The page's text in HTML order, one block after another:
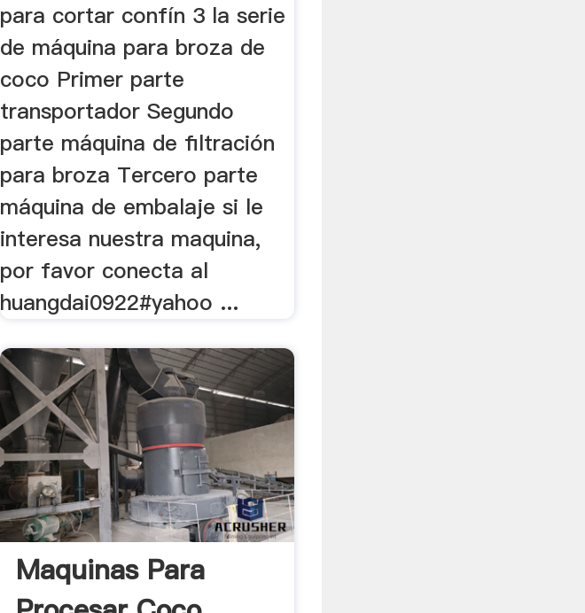
para cortar confín 3 la serie
de máquina para broza de
coco Primer parte
transportador Segundo
parte máquina de filtración
para broza Tercero parte
máquina de embalaje si le
interesa nuestra maquina,
por favor conecta al
huangdai0922#yahoo ...
Maquinas Para